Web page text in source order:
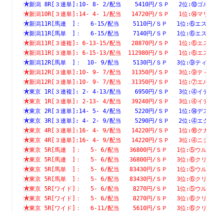
新潟 8R[３連単]:10- 8- 2/配当    5410円/ＳＰ　 2
新潟10R[３連単]:14- 4- 1/配当   14720円/ＳＰ　 1位:⑭マリア
新潟11R[馬連　]：　 6-15/配当    5110円/ＳＰ　 1位:⑥エス
新潟11R[馬単　]：　 6-15/配当    7140円/ＳＰ　 1位:⑥エス
新潟11R[３連複]: 6-13-15/配当   28870円/ＳＰ　 1位:⑥エス
新潟11R[３連単]: 6-15-13/配当  112980円/ＳＰ　 1位:⑥エス
新潟12R[馬単　]：　10- 9/配当    5130円/ＳＰ　 3
新潟12R[３連単]:10- 9- 7/配当   31350円/ＳＰ　
新潟12R[３連単]:10- 9- 7/配当   31350円/ＳＰ　
東京 1R[３連複]: 2- 4-13/配当    6950円/ＳＰ　 3
東京 1R[３連単]: 2-13- 4/配当   39240円/ＳＰ　 3
東京 2R[３連単]:14- 5- 4/配当    5220円/ＳＰ
東京 3R[３連単]: 4- 2- 9/配当    5290円/ＳＰ　 2位
東京 4R[３連単]:16- 4- 9/配当   14220円/ＳＰ　
東京 4R[３連単]:16- 4- 9/配当   14220円/ＳＰ　 3位
東京 5R[馬連　]：　 5- 6/配当   36800円/ＳＰ
東京 5R[馬連　]：　 5- 6/配当   36800円/ＳＰ　 3
東京 5R[馬単　]：　 5- 6/配当   83430円/ＳＰ
東京 5R[馬単　]：　 5- 6/配当   83430円/ＳＰ　 3
東京 5R[ワイド]：　 5- 6/配当    8270円/ＳＰ
東京 5R[ワイド]：　 5- 6/配当    8270円/ＳＰ　 3
東京 5R[ワイド]：　 6-11/配当    5610円/ＳＰ　 3